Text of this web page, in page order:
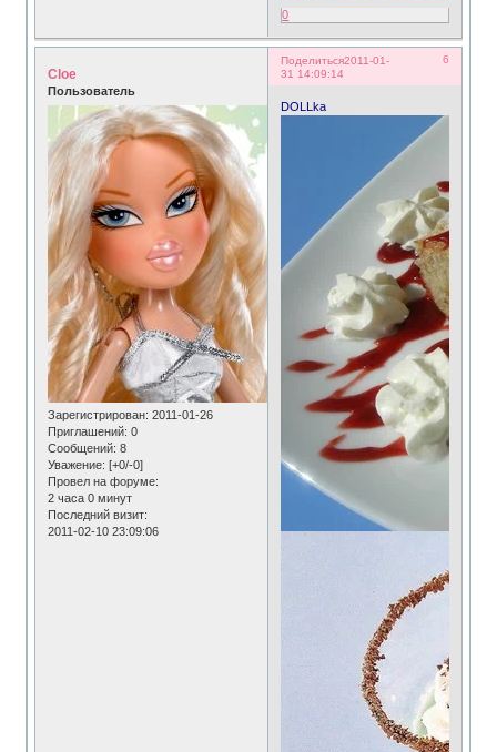
0
Поделиться 6
2011-01-
31 14:09:14
Cloe
Пользователь
Зарегистрирован: 2011-01-26
Приглашений: 0
Сообщений: 8
Уважение: [+0/-0]
Провел на форуме:
2 часа 0 минут
Последний визит:
2011-02-10 23:09:06
DOLLka